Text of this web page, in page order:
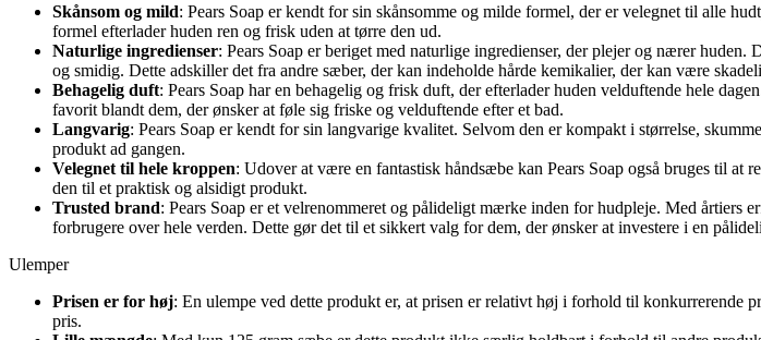
Skånsom og mild: Pears Soap er kendt for sin skånsomme og milde formel, der er velegnet til alle
formel efterlader huden ren og frisk uden at tørre den ud.
Naturlige ingredienser: Pears Soap er beriget med naturlige ingredienser, der plejer og nærer
og smidig. Dette adskiller det fra andre sæber, der kan indeholde hårde kemikalier, der kan være
Behagelig duft: Pears Soap har en behagelig og frisk duft, der efterlader huden velduftende hele
favorit blandt dem, der ønsker at føle sig friske og velduftende efter et bad.
Langvarig: Pears Soap er kendt for sin langvarige kvalitet. Selvom den er kompakt i størrelse,
produkt ad gangen.
Velegnet til hele kroppen: Udover at være en fantastisk håndsæbe kan Pears Soap også bruges til
den til et praktisk og alsidigt produkt.
Trusted brand: Pears Soap er et velrenommeret og pålideligt mærke inden for hudpleje. Med
forbrugere over hele verden. Dette gør det til et sikkert valg for dem, der ønsker at investere i en
Ulemper
Prisen er for høj: En ulempe ved dette produkt er, at prisen er relativt høj i forhold til konkurrerende
pris.